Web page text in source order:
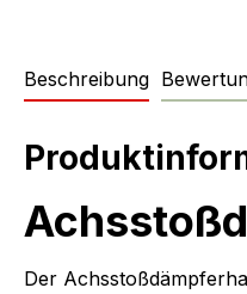
Beschreibung
Der